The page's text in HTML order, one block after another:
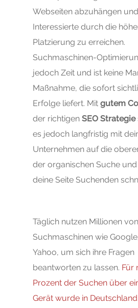
Webseiten abzuhängen
Interessierte durch die
Platzierung zu erreichen.
Suchmaschinen-
jedoch Zeit und ist keine
Maßnahme, die sofort
Erfolge liefert. Mitgutem
der richtigenSEO Strategie
es jedoch langfristig mit
Unternehmen auf die
der organischen Suche
deine Seite Suchenden
Täglich nutzen Millionen
Suchmaschinen wie
Yahoo, um sich ihre Fragen
beantworten zu lassen. Für
Prozent der Suchen über
Gerät wurde in